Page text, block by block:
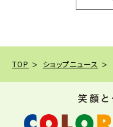
TOP ショップニュース